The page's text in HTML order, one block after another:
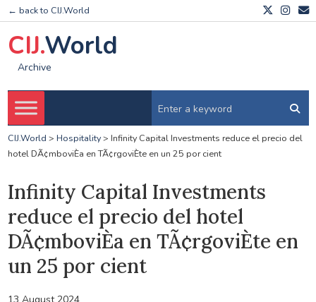
← back to CIJ.World
CIJ.World
Archive
CIJ.World > Hospitality> Infinity Capital Investments reduce el precio del
hotel DÃ¢mboviÈa en TÃ¢rgoviÈte en un 25 por cient
Infinity Capital Investments
reduce el precio del hotel
DÃ¢mboviÈa en TÃ¢rgoviÈte en
un 25 por cient